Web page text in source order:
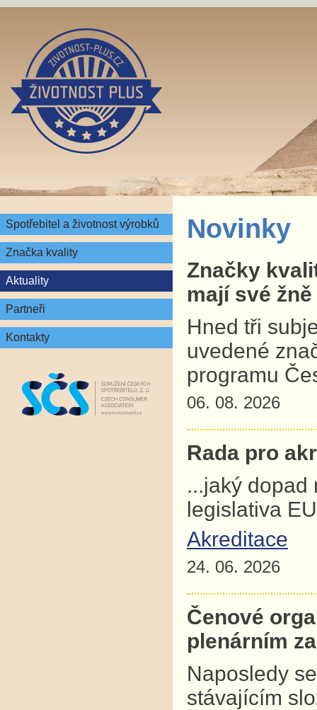
Spotřebitel a životnost výrobků
Značka kvality
Aktuality
Partneři
Kontakty
Novinky
Značky
mají své žně
Hned tři
uvedené
programu
06. 08. 2026
Rada pro
...jaký dopad
legislativa
Akreditace
24. 06. 2026
Čenové
plenárním
Naposledy
stávajícím